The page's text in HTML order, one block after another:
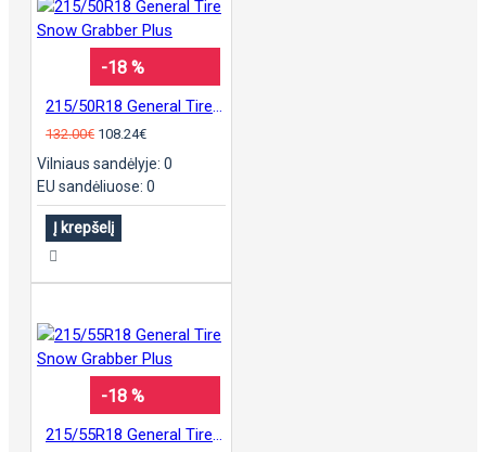
-18 %
132.00€ 108.24€
Vilniaus sandėlyje: 0
EU sandėliuose: 0
Į krepšelį
-18 %